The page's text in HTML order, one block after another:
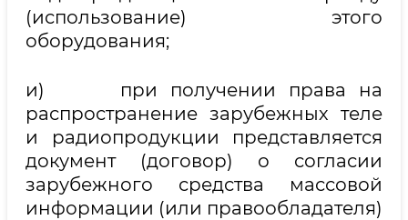
(использование) этого
оборудования;
и) при получении права на
распространение зарубежных теле
и радиопродукции представляется
документ (договор) о согласии
зарубежного средства массовой
информации (или правообладателя)